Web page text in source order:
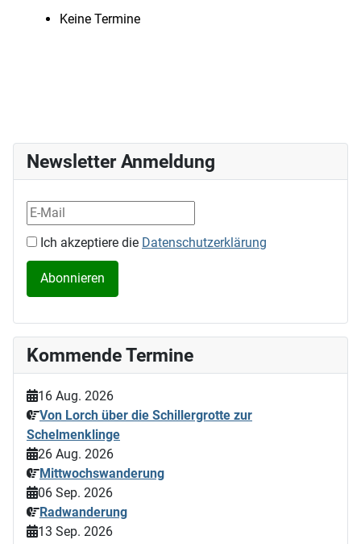
Keine Termine
Newsletter Anmeldung
Ich akzeptiere die Datenschutzerklärung
Kommende Termine
16 Aug. 2026
Von Lorch über die Schillergrotte zur
Schelmenklinge
26 Aug. 2026
Mittwochswanderung
06 Sep. 2026
Radwanderung
13 Sep. 2026